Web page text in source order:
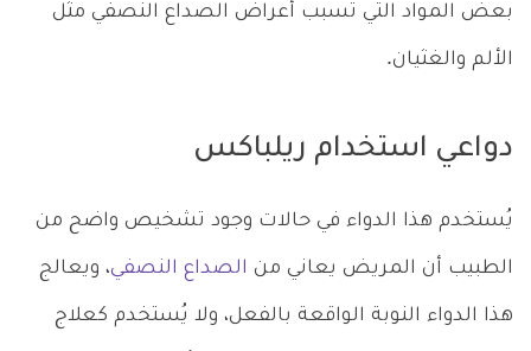
بعض المواد التي تسبب أعراض الصداع النصفي مثل
الألم والغثيان.
دواعي استخدام ريلباكس
يُستخدم هذا الدواء في حالات وجود تشخيص واضح من
الطبيب أن المريض يعاني من الصداع النصفي، ويعالج
هذا الدواء النوبة الواقعة بالفعل، ولا يُستخدم كعلاج